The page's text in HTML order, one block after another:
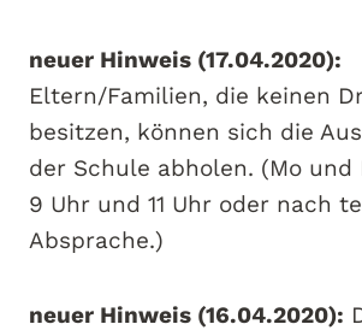
neuer Hinweis (17.04.2020):
Eltern/Familien, die keinen
besitzen, können sich die
der Schule abholen. (Mo und
9 Uhr und 11 Uhr oder nach
Absprache.)
neuer Hinweis (16.04.2020):